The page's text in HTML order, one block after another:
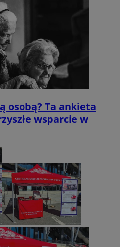
osobą? Ta ankieta
wsparcie w